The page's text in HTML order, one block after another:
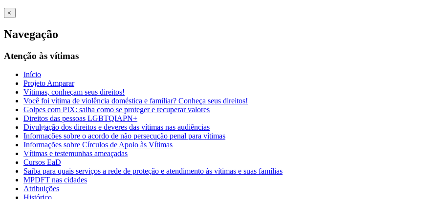
/".
This
shortcut
activates
screen
help
navigate
interact
with
content.
<
Navegação
Atenção às vítimas
Início
Projeto Amparar
Vítimas, conheçam seus direitos!
Você foi vítima de violência doméstica e familiar? Conheça seus direitos!
Golpes com PIX: saiba como se proteger e recuperar valores
Direitos das pessoas LGBTQIAPN+
Divulgação dos direitos e deveres das vítimas nas audiências
Informações sobre o acordo de não persecução penal para vítimas
Informações sobre Círculos de Apoio às Vítimas
Vítimas e testemunhas ameaçadas
Cursos EaD
Saiba para quais serviços a rede de proteção e atendimento às vítimas e suas famílias
MPDFT nas cidades
Atribuições